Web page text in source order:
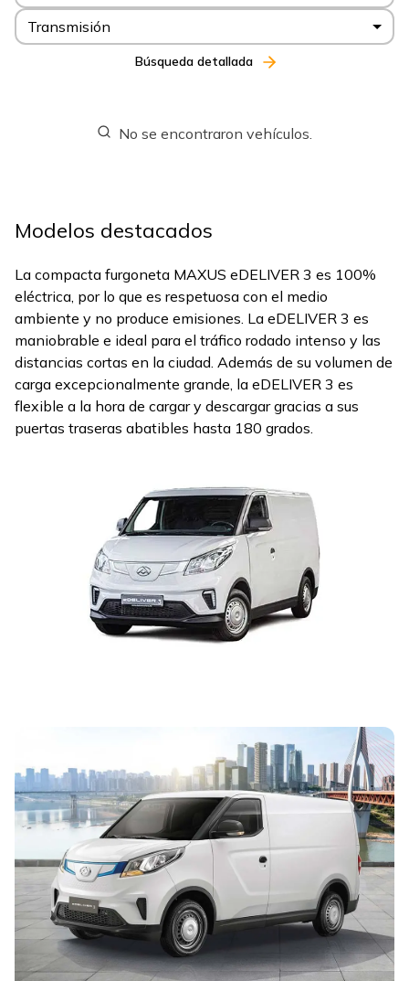
Transmisión
Búsqueda detallada
No se encontraron vehículos.
Modelos destacados
La compacta furgoneta MAXUS eDELIVER 3 es 100%
eléctrica, por lo que es respetuosa con el medio
ambiente y no produce emisiones. La eDELIVER 3 es
maniobrable e ideal para el tráfico rodado intenso y las
distancias cortas en la ciudad. Además de su volumen de
carga excepcionalmente grande, la eDELIVER 3 es
flexible a la hora de cargar y descargar gracias a sus
puertas traseras abatibles hasta 180 grados.